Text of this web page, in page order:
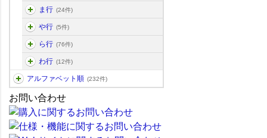
ま行 (24件)
や行 (5件)
ら行 (76件)
わ行 (12件)
アルファベット順 (232件)
お問い合わせ